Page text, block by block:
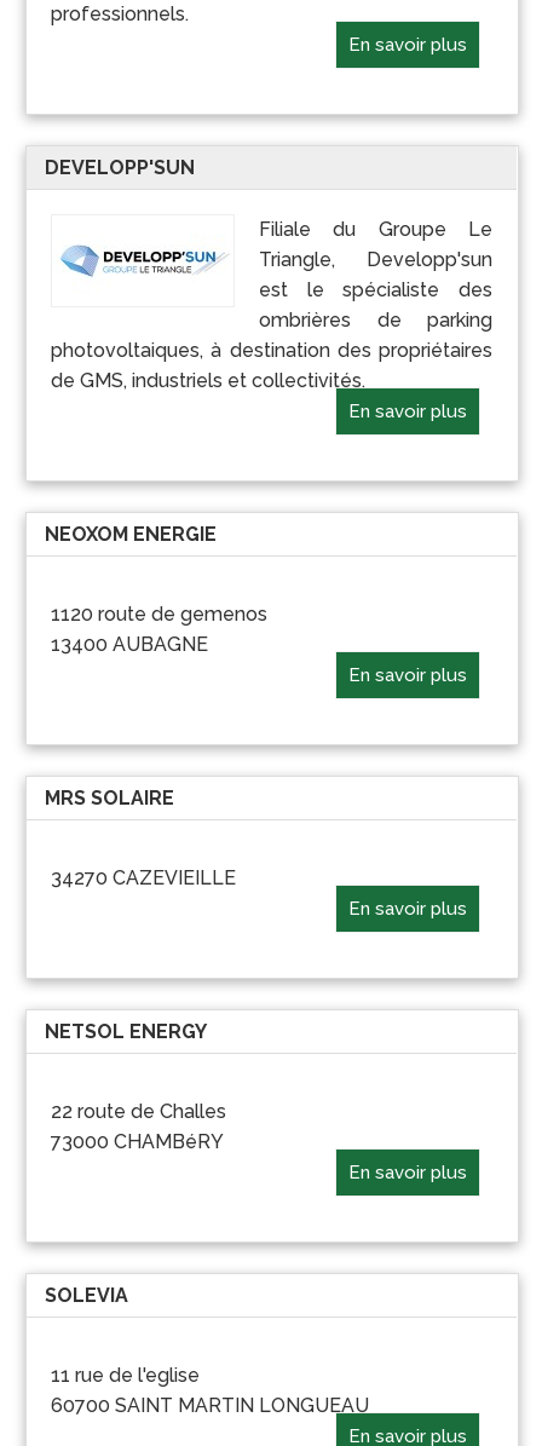
professionnels.
En savoir plus
DEVELOPP'SUN
Filiale du Groupe Le
Triangle, Developp'sun
est le spécialiste des
ombrières de parking
photovoltaiques, à destination des propriétaires
de GMS, industriels et collectivités.
En savoir plus
NEOXOM ENERGIE
1120 route de gemenos
13400 AUBAGNE
En savoir plus
MRS SOLAIRE
34270 CAZEVIEILLE
En savoir plus
NETSOL ENERGY
22 route de Challes
73000 CHAMBéRY
En savoir plus
SOLEVIA
11 rue de l'eglise
60700 SAINT MARTIN LONGUEAU
En savoir plus